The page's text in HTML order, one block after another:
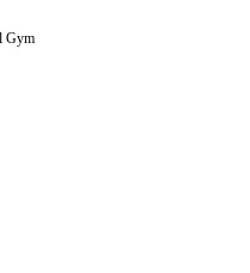
Gym